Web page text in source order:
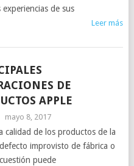
de sus
Leer más
DE
APPLE
mayo 8, 2017
calidad de los productos de la
improvisto de fábrica o
puede